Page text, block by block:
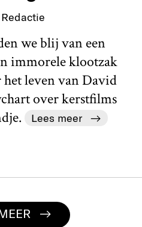
Redactie
we blij van een
immorele klootzak
leven van David
over kerstfilms
Lees meer